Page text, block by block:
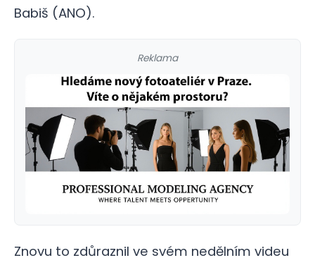
Babiš (ANO).
Reklama
Znovu to zdůraznil ve svém nedělním videu